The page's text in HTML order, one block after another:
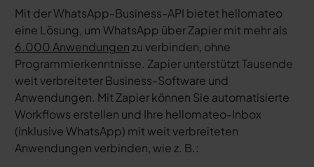
Mit der WhatsApp-Business-API bietet hellomateo
eine Lösung, um WhatsApp über Zapier mit mehr als
6.000 Anwendungenzu verbinden, ohne
Programmierkenntnisse. Zapier unterstützt Tausende
weit verbreiteter Business-Software und
Anwendungen. Mit Zapier können Sie automatisierte
Workflows erstellen und Ihre hellomateo-Inbox
(inklusive WhatsApp) mit weit verbreiteten
Anwendungen verbinden, wie z. B.: